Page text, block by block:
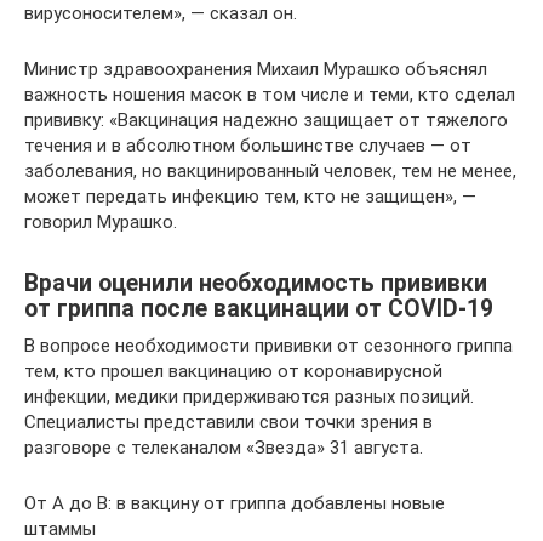
вирусоносителем», — сказал он.
Министр здравоохранения Михаил Мурашко объяснял
важность ношения масок в том числе и теми, кто сделал
прививку: «Вакцинация надежно защищает от тяжелого
течения и в абсолютном большинстве случаев — от
заболевания, но вакцинированный человек, тем не менее,
может передать инфекцию тем, кто не защищен», —
говорил Мурашко.
Врачи оценили необходимость прививки
от гриппа после вакцинации от COVID-19
В вопросе необходимости прививки от сезонного гриппа
тем, кто прошел вакцинацию от коронавирусной
инфекции, медики придерживаются разных позиций.
Специалисты представили свои точки зрения в
разговоре с телеканалом «Звезда» 31 августа.
От А до В: в вакцину от гриппа добавлены новые
штаммы